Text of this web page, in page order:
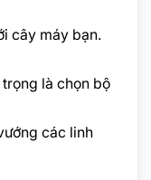
cây máy bạn.
là chọn bộ
các linh